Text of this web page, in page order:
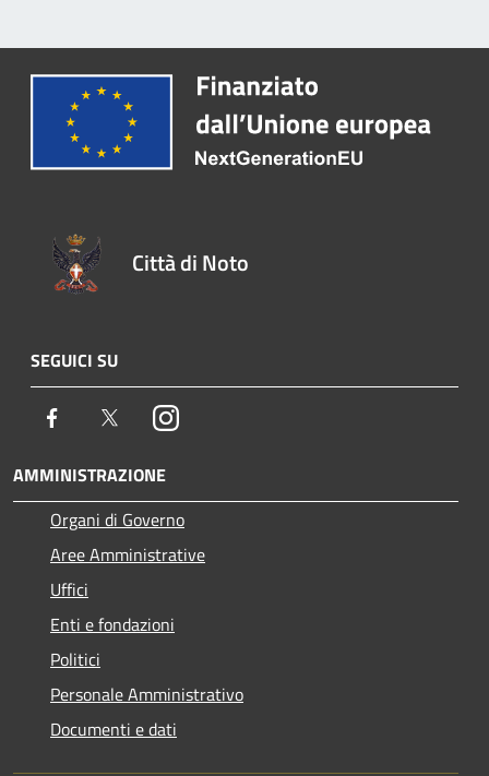
Città di Noto
SEGUICI SU
Facebook TwitterInstagram
AMMINISTRAZIONE
Organi di Governo
Aree Amministrative
Uffici
Enti e fondazioni
Politici
Personale Amministrativo
Documenti e dati